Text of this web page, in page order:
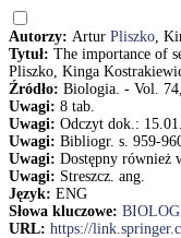
Autorzy: Artur Pliszko,
Tytuł: The importance of
Pliszko, Kinga
Źródło: Biologia. - Vol.
Uwagi: 8 tab.
Uwagi: Odczyt dok.:
Uwagi: Bibliogr. s. 959-
Uwagi: Dostępny również
Uwagi: Streszcz. ang.
Język: ENG
Słowa kluczowe:
URL: https://